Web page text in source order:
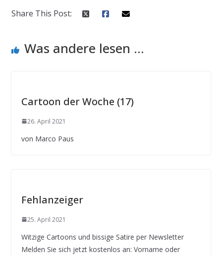
Share This Post:
Was andere lesen ...
Cartoon der Woche (17)
26. April 2021
von Marco Paus
Fehlanzeiger
25. April 2021
Witzige Cartoons und bissige Satire per Newsletter
Melden Sie sich jetzt kostenlos an: Vorname oder